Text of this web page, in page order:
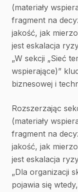
(materiały
fragment na
jakość, jak
jest eskalacja
„W sekcji „Sieć
wspierające)”
biznesowej i
Rozszerzając
(materiały
fragment na
jakość, jak
jest eskalacja
„Dla organizacji
pojawia się